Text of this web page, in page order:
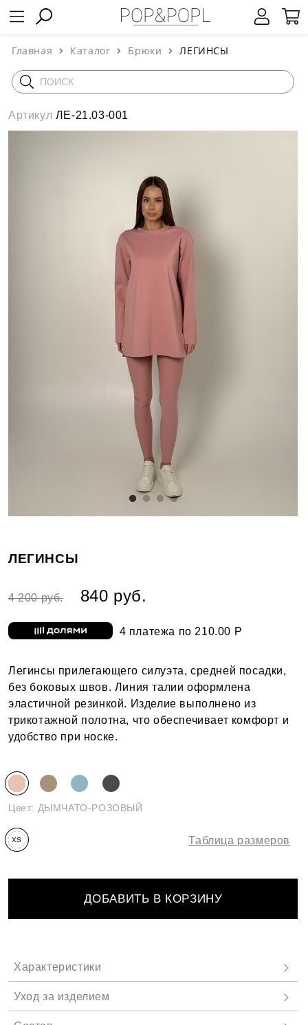
Главная Каталог Брюки ЛЕГИНСЫ
Артикул ЛЕ-21.03-001
ЛЕГИНСЫ
4 200 руб. 840 руб.
4 платежа по 210.00 Р
Легинсы прилегающего силуэта, средней посадки,
без боковых швов. Линия талии оформлена
эластичной резинкой. Изделие выполнено из
трикотажной полотна, что обеспечивает комфорт и
удобство при носке.
Цвет: ДЫМЧАТО-РОЗОВЫЙ
XS Таблица размеров
ДОБАВИТЬ В КОРЗИНУ